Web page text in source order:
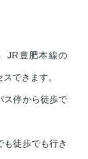
JR豊肥本線の
できます。
ス停から徒歩で
徒歩でも行き